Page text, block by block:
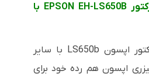
مقایسه ویدئو پروژکتور EPSON EH-LS650B با
مقایسه ویدئو پروژکتور اپسون LS650b با سایر
اپسون هم رده خود برای